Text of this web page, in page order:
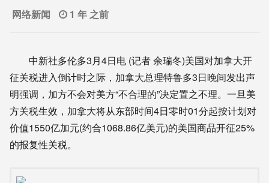
网络新闻 1 年 之前
中新社多伦多3月4日电 (记者 余瑞冬)美国对加拿大开
征关税进入倒计时之际，加拿大总理特鲁多3日晚间发出声
明强调，加方不会对美方“不合理的”决定置之不理。一旦美
方关税生效，加拿大将从东部时间4日零时01分起按计划对
价值1550亿加元(约合1068.86亿美元)的美国商品开征25%
的报复性关税。